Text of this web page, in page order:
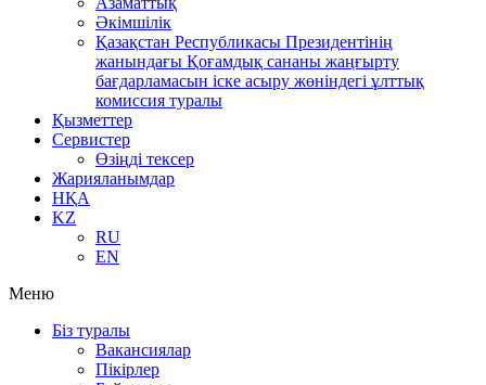
Әкімшілік
Қазақстан Республикасы Президентінің
жанындағы Қоғамдық сананы жаңғырту
бағдарламасын іске асыру жөніндегі ұлттық
комиссия туралы
Қызметтер
Сервистер
Өзіңді тексер
Жарияланымдар
НҚА
KZ
RU
EN
Меню
Біз туралы
Вакансиялар
Пікірлер